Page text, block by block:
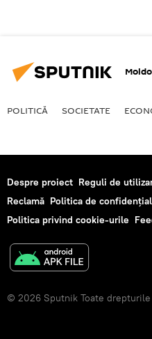
POLITICĂ SOCIETATE
Despre proiect Reguli de
Reclamă Politica de
Politica privind cookie-urile
© 2026 Sputnik Toate drepturile